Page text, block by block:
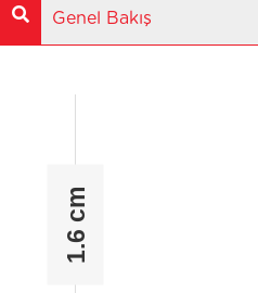
Genel Bakış
1.6 cm